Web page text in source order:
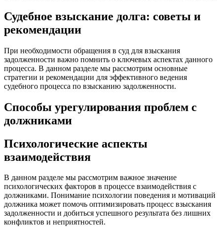
Судебное взыскание долга: советы и
рекомендации
При необходимости обращения в суд для взыскания
задолженности важно помнить о ключевых аспектах данного
процесса. В данном разделе мы рассмотрим основные
стратегии и рекомендации для эффективного ведения
судебного процесса по взысканию задолженности.
Способы урегулирования проблем с
должниками
Психологические аспекты
взаимодействия
В данном разделе мы рассмотрим важное значение
психологических факторов в процессе взаимодействия с
должниками. Понимание психологии поведения и мотиваций
должника может помочь оптимизировать процесс взыскания
задолженности и добиться успешного результата без лишних
конфликтов и неприятностей.